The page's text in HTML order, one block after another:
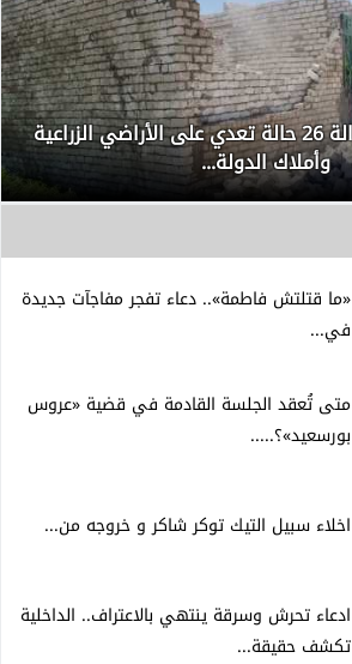
محافظ أسيوط : إزالة 26 حالة تعدي على الأراضي الزراعية
وأملاك الدولة...
«ما قتلتش فاطمة».. دعاء تفجر مفاجآت جديدة
في...
متى تُعقد الجلسة القادمة في قضية «عروس
بورسعيد»؟.....
اخلاء سبيل التيك توكر شاكر و خروجه من...
ادعاء تحرش وسرقة ينتهي بالاعتراف.. الداخلية
تكشف حقيقة...